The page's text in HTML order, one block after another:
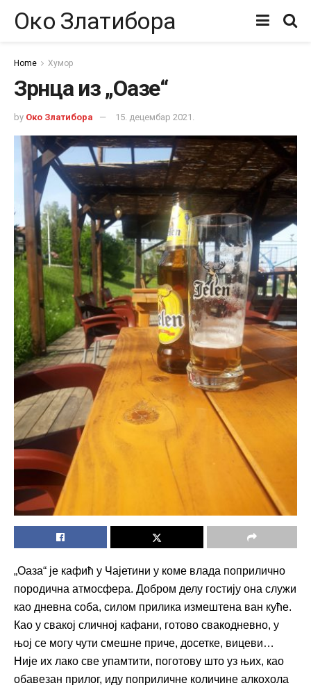
Око Златибора
Home Хумор
Зрнца из „Оазе“
by Око Златибора 15. децембар 2021.
„Оаза“ је кафић у Чајетини у коме влада поприлично
породична атмосфера. Добром делу гостију она служи
као дневна соба, силом прилика измештена ван куће.
Као у свакој сличној кафани, готово свакодневно, у
њој се могу чути смешне приче, досетке, вицеви…
Није их лако све упамтити, поготову што уз њих, као
обавезан прилог, иду поприличне количине алкохола